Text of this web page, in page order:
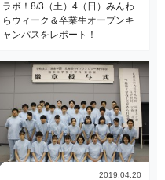
ラボ！8/3（土）4（日）みんわ
らウィーク＆卒業生オープンキ
ャンパスをレポート！
2019.04.20